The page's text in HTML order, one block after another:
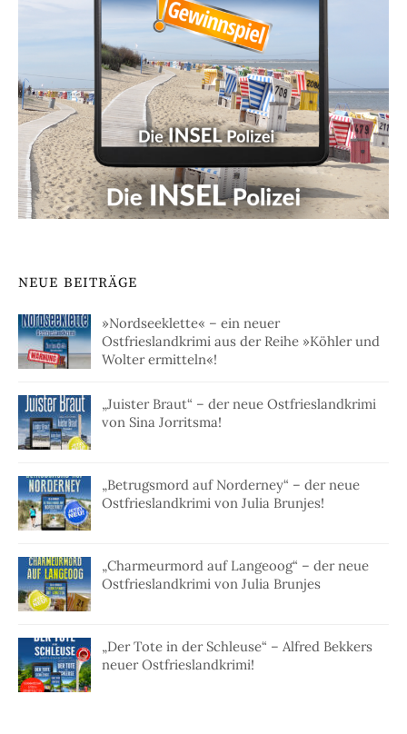
NEUE BEITRÄGE
»Nordseeklette« – ein neuer
Ostfrieslandkrimi aus der Reihe »Köhler und
Wolter ermitteln«!
„Juister Braut“ – der neue Ostfrieslandkrimi
von Sina Jorritsma!
„Betrugsmord auf Norderney“ – der neue
Ostfrieslandkrimi von Julia Brunjes!
„Charmeurmord auf Langeoog“ – der neue
Ostfrieslandkrimi von Julia Brunjes
„Der Tote in der Schleuse“ – Alfred Bekkers
neuer Ostfrieslandkrimi!